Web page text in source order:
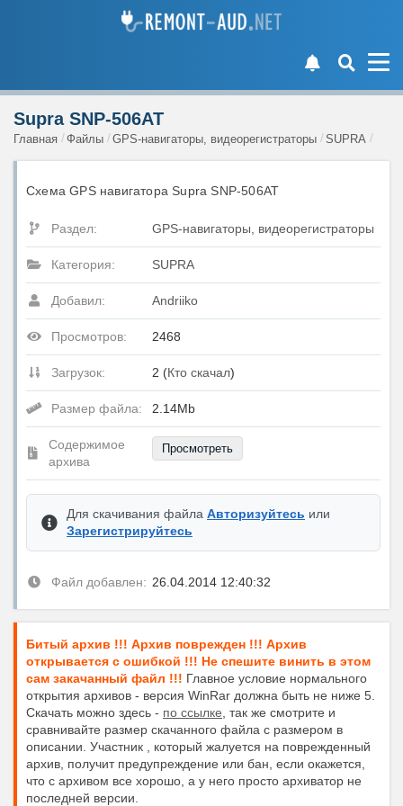
Supra SNP-506AT
Главная Файлы GPS-навигаторы, видеорегистраторы SUPRA
Схема GPS навигатора Supra SNP-506AT
Раздел: GPS-навигаторы, видеорегистраторы
Категория: SUPRA
Добавил: Andriiko
Просмотров: 2468
Загрузок: 2 (Кто скачал)
Размер файла: 2.14Mb
Содержимое
архива
Просмотреть
Для скачивания файла Авторизуйтесь или
Зарегистрируйтесь
Файл добавлен: 26.04.2014 12:40:32
Битый архив !!! Архив поврежден !!! Архив
открывается с ошибкой !!! Не спешите винить в этом
сам закачанный файл !!! Главное условие нормального
открытия архивов - версия WinRar должна быть не ниже 5.
Скачать можно здесь - по ссылке , так же смотрите и
сравнивайте размер скачанного файла с размером в
описании. Участник , который жалуется на поврежденный
архив, получит предупреждение или бан, если окажется,
что с архивом все хорошо, а у него просто архиватор не
последней версии.